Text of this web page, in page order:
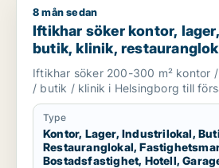
Iftikhar söker kontor, lager,
8 mån sedan
Iftikhar söker kontor,
butik, klinik,
fastighetsmark,
eller garage till salu i
Iftikhar söker 200-300 m² kontor
/ butik / klinik i Helsingborg till
Type
Kontor, Lager, Industrilokal,
Restauranglokal,
Bostadsfastighet, Hotell,